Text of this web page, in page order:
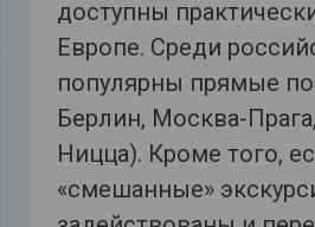
доступны
Европе. Среди
популярны прямые
Берлин, Москва-
Ницца). Кроме того,
«смешанные»